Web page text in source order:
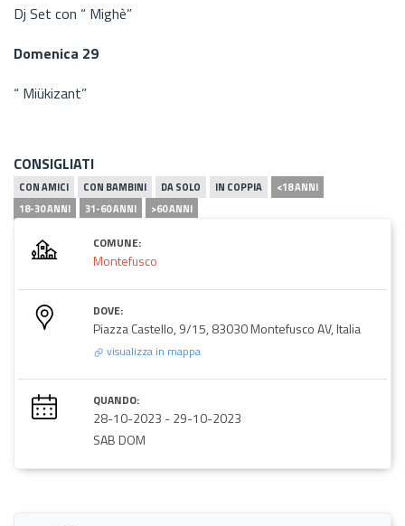
Dj Set con “ Mighè”
Domenica 29
“ Miükizant”
CONSIGLIATI
CON AMICI CON BAMBINI DA SOLO IN COPPIA
<18 ANNI
18-30 ANNI
31-60 ANNI >60 ANNI
COMUNE:
Montefusco
DOVE:
Piazza Castello, 9/15, 83030 Montefusco AV, Italia
visualizza in mappa
QUANDO:
28-10-2023 -29-10-2023
SAB DOM